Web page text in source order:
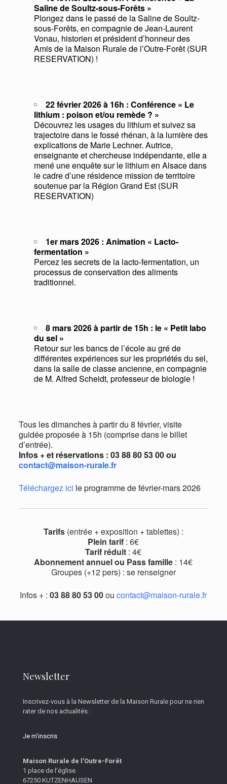
Saline de Soultz-sous-Forêts »
Plongez dans le passé de la Saline de Soultz-
sous-Forêts, en compagnie de Jean-Laurent
Vonau, historien et président d’honneur des
Amis de la Maison Rurale de l’Outre-Forêt (SUR
RESERVATION) !
22 février 2026 à 16h : Conférence « Le
lithium : poison et/ou remède ? »
Découvrez les usages du lithium et suivez sa
trajectoire dans le fossé rhénan, à la lumière des
explications de Marie Lechner. Autrice,
enseignante et chercheuse indépendante, elle a
mené une enquête sur le lithium en Alsace dans
le cadre d’une résidence mission de territoire
soutenue par la Région Grand Est (SUR
RESERVATION)
1er mars 2026 : Animation « Lacto-
fermentation »
Percez les secrets de la lacto-fermentation, un
processus de conservation des aliments
traditionnel.
8 mars 2026 à partir de 15h : le « Petit labo
du sel »
Retour sur les bancs de l’école au gré de
différentes expériences sur les propriétés du sel,
dans la salle de classe ancienne, en compagnie
de M. Alfred Scheidt, professeur de biologie !
Tous les dimanches à partir du 8 février, visite
guidée proposée à 15h (comprise dans le billet
d’entrée).
Infos + et réservations : 03 88 80 53 00 ou
contact@maison-rurale.fr
Téléchargez ici le programme de février-mars 2026
Tarifs(entrée + exposition + tablettes) :
Plein tarif : 6€
Tarif réduit : 4€
Abonnement annuel ou Pass famille : 14€
Groupes (+12 pers) : se renseigner
Infos + :03 88 80 53 00oucontact@maison-rurale.fr
Newsletter
Inscrivez-vous à la Newsletter de la Maison Rurale pour ne rien
rater de nos actualités :
Je m'inscris
Maison Rurale de l'Outre-Forêt
1 place de l'église
67250 KUTZENHAUSEN